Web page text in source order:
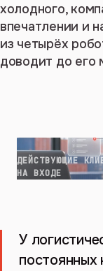
холодного,
впечатлении и
из четырёх
доводит до его
ДЕЙСТВУЮЩИЕ
НА ВХОДЕ
У
постоянных